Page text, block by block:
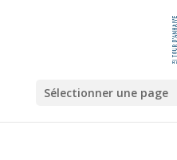
Sélectionner une page